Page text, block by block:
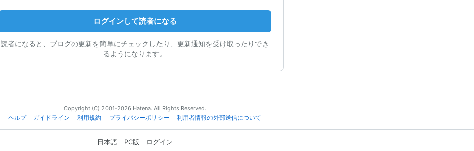
ログインして読者になる
読者になると、ブログの更新を簡単にチェックしたり、更新通知を受け取ったりでき
るようになります。
Copyright (C) 2001-2026 Hatena. All Rights Reserved.
ヘルプ
ガイドライン 利用規約 プライバシーポリシー 利用者情報の外部送信について
日本語 PC版 ログイン